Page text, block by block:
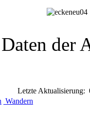
der
Letzte Aktualisierung:
Wandern